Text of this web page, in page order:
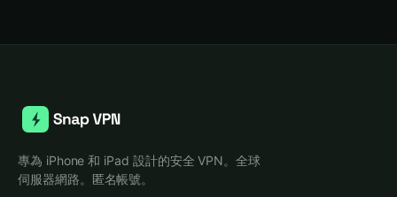
專為 iPhone 和 iPad 設計的安全 VPN。全球
伺服器網路。匿名帳號。